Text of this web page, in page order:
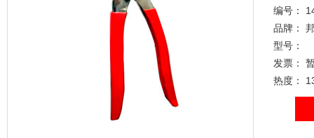
编号：
品牌：
型号：
发票：
热度：